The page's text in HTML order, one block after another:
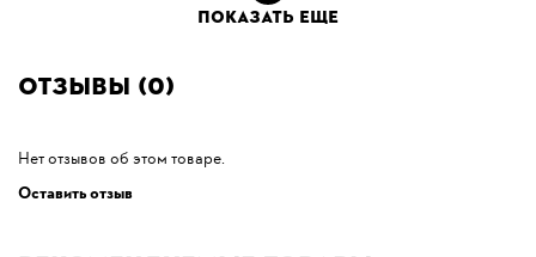
ПОКАЗАТЬ ЕЩЕ
Отзывы (0)
Нет отзывов об этом товаре.
Оставить отзыв